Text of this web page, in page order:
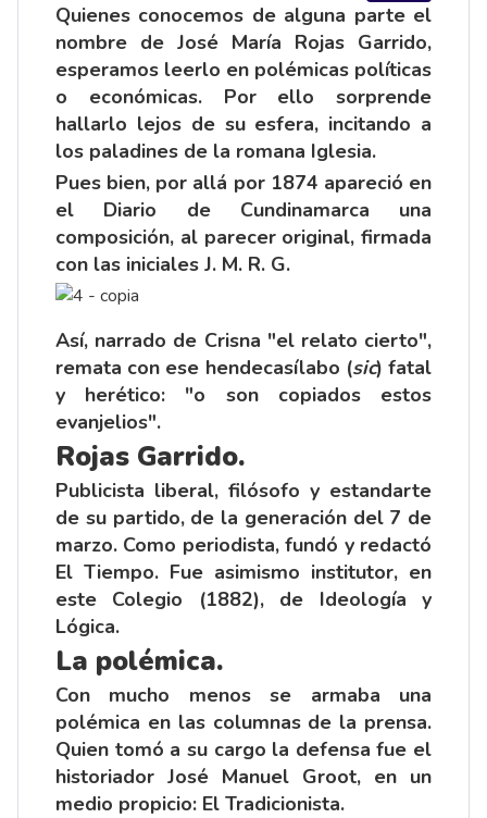
Quienes conocemos de alguna parte el
nombre de José María Rojas Garrido,
esperamos leerlo en polémicas políticas
o económicas. Por ello sorprende
hallarlo lejos de su esfera, incitando a
los paladines de la romana Iglesia.
Pues bien, por allá por 1874 apareció en
el Diario de Cundinamarca una
composición, al parecer original, firmada
con las iniciales J. M. R. G.
Así, narrado de Crisna "el relato cierto",
remata con ese hendecasílabo (sic) fatal
y herético: "o son copiados estos
evanjelios".
Rojas Garrido.
Publicista liberal, filósofo y estandarte
de su partido, de la generación del 7 de
marzo. Como periodista, fundó y redactó
El Tiempo. Fue asimismo institutor, en
este Colegio (1882), de Ideología y
Lógica.
La polémica.
Con mucho menos se armaba una
polémica en las columnas de la prensa.
Quien tomó a su cargo la defensa fue el
historiador José Manuel Groot, en un
medio propicio: El Tradicionista.